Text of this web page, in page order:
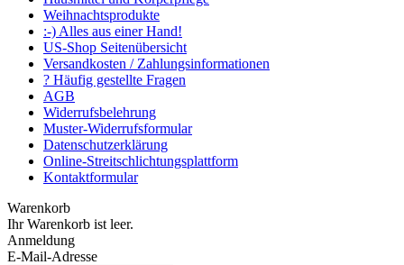
Weihnachtsprodukte
:-) Alles aus einer Hand!
US-Shop Seitenübersicht
Versandkosten / Zahlungsinformationen
? Häufig gestellte Fragen
AGB
Widerrufsbelehrung
Muster-Widerrufsformular
Datenschutzerklärung
Online-Streitschlichtungsplattform
Kontaktformular
Warenkorb
Ihr Warenkorb ist leer.
Anmeldung
E-Mail-Adresse